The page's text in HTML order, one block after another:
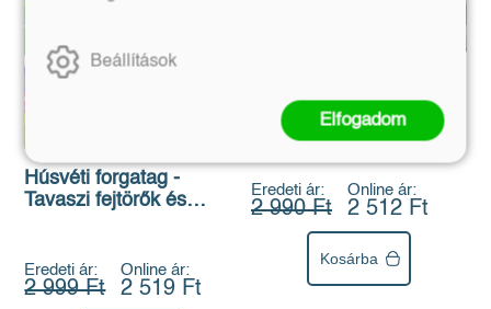
Húsvéti forgatag -
Tavaszi fejtörők és
Eredeti ár:
2 999 Ft
Online ár:
2 519 Ft
Hófehérke
Vízzel tölthető tollal!
Eredeti ár:
2 990 Ft
Online ár:
2 512 Ft
Kosárba
Beállítások
Elfogadom